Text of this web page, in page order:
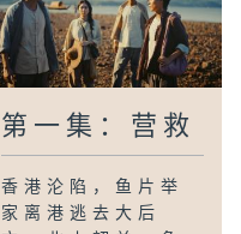
第一集：营救
香港沦陷，鱼片举
家离港逃去大后